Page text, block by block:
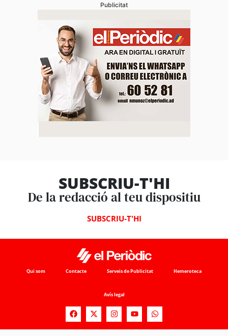
Publicitat
SUBSCRIU-T'HI
De la redacció al teu dispositiu
SUBSCRIU-T'HI
Qui som Contacte Serveis de Publicitat Hemeroteca
Avís legal